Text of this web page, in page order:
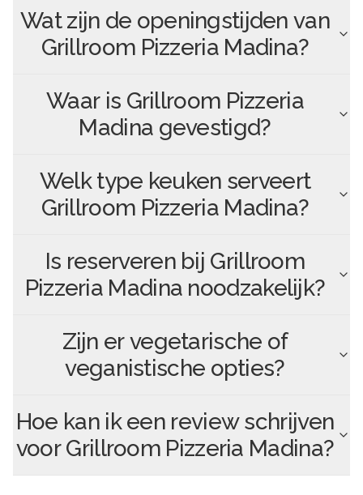
Wat zijn de openingstijden van
Grillroom Pizzeria Madina?
Waar is Grillroom Pizzeria
Madina gevestigd?
Welk type keuken serveert
Grillroom Pizzeria Madina?
Is reserveren bij Grillroom
Pizzeria Madina noodzakelijk?
Zijn er vegetarische of
veganistische opties?
Hoe kan ik een review schrijven
voorGrillroom Pizzeria Madina?